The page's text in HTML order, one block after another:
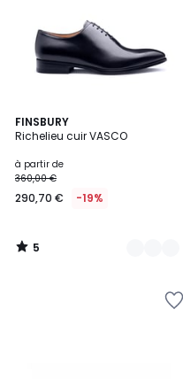
FINSBURY
Richelieu cuir VASCO
à partir de
360,00 €
290,70 € -19%
5
/
2
Couleurs
5
/